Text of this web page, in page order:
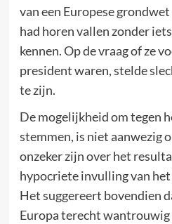
van een Europese
had horen vallen zonder
kennen. Op de vraag of ze
president waren, stelde
te zijn.
De mogelijkheid om tegen
stemmen, is niet aanwezig
onzeker zijn over het
hypocriete invulling van
Het suggereert bovendien
Europa terecht wantrouwig